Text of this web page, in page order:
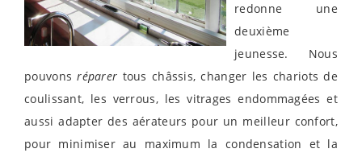
redonne une
deuxième
jeunesse. Nous
pouvonsréparer tous châssis, changer les chariots de
coulissant, les verrous, les vitrages endommagées et
aussi adapter des aérateurs pour un meilleur confort,
pour minimiser au maximum la condensation et la